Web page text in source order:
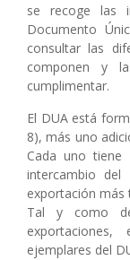
se recoge las
Documento
consultar las
componen y
cumplimentar.
El DUA está
8), más uno
Cada uno
intercambio del
exportación más
Tal y como
ejemplares del